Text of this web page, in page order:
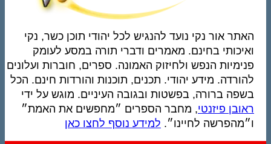
האתר אור נקי נועד להנגיש לכל יהודי תוכן כשר, נקי
ואיכותי בחינם. מאמרים ודברי תורה במסע לעומק
פנימיות הנפש ולחיזוק האמונה. ספרים, חוברות ועלונים
להורדה. מידע יהודי. תכנים, תוכנות והורדות חינם. הכל
בשפה ברורה, בפשטות ובגובה העיניים. מוגש על ידי
ראובן פיזנטי, מחבר הספרים ״מחפשים את האמת״
ו״מהפרשה לחיינו״. למידע נוסף לחצו כאן